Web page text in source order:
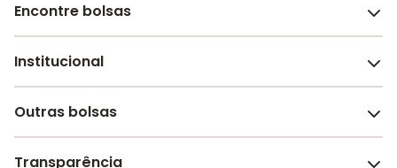
Encontre bolsas
Melhores escolas de São Paulo
Escolas por cidade e bairro
Institucional
Sobre o Melhor Escola
Revista Melhor Escola
Outras bolsas
Transparência